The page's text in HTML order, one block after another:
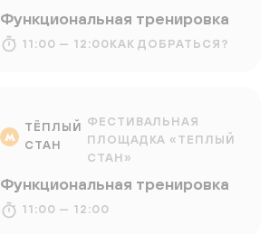
Функциональная тренировка
11:00 — 12:00КАК ДОБРАТЬСЯ?
ТЁПЛЫЙ
СТАН
ФЕСТИВАЛЬНАЯ
ПЛОЩАДКА «ТЕПЛЫЙ
СТАН»
Функциональная тренировка
11:00 — 12:00